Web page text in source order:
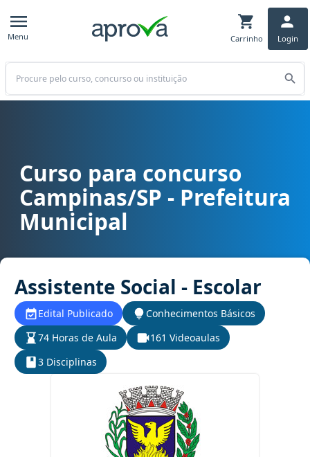
Menu Carrinho Login
Buscar
Curso para concurso Campinas/SP - Prefeitura Municipal cargo
Curso para concurso
Campinas/SP - Prefeitura
Municipal
Assistente Social - Escolar
Edital Publicado
Conhecimentos Básicos
74 Horas de Aula
161 Videoaulas
3 Disciplinas